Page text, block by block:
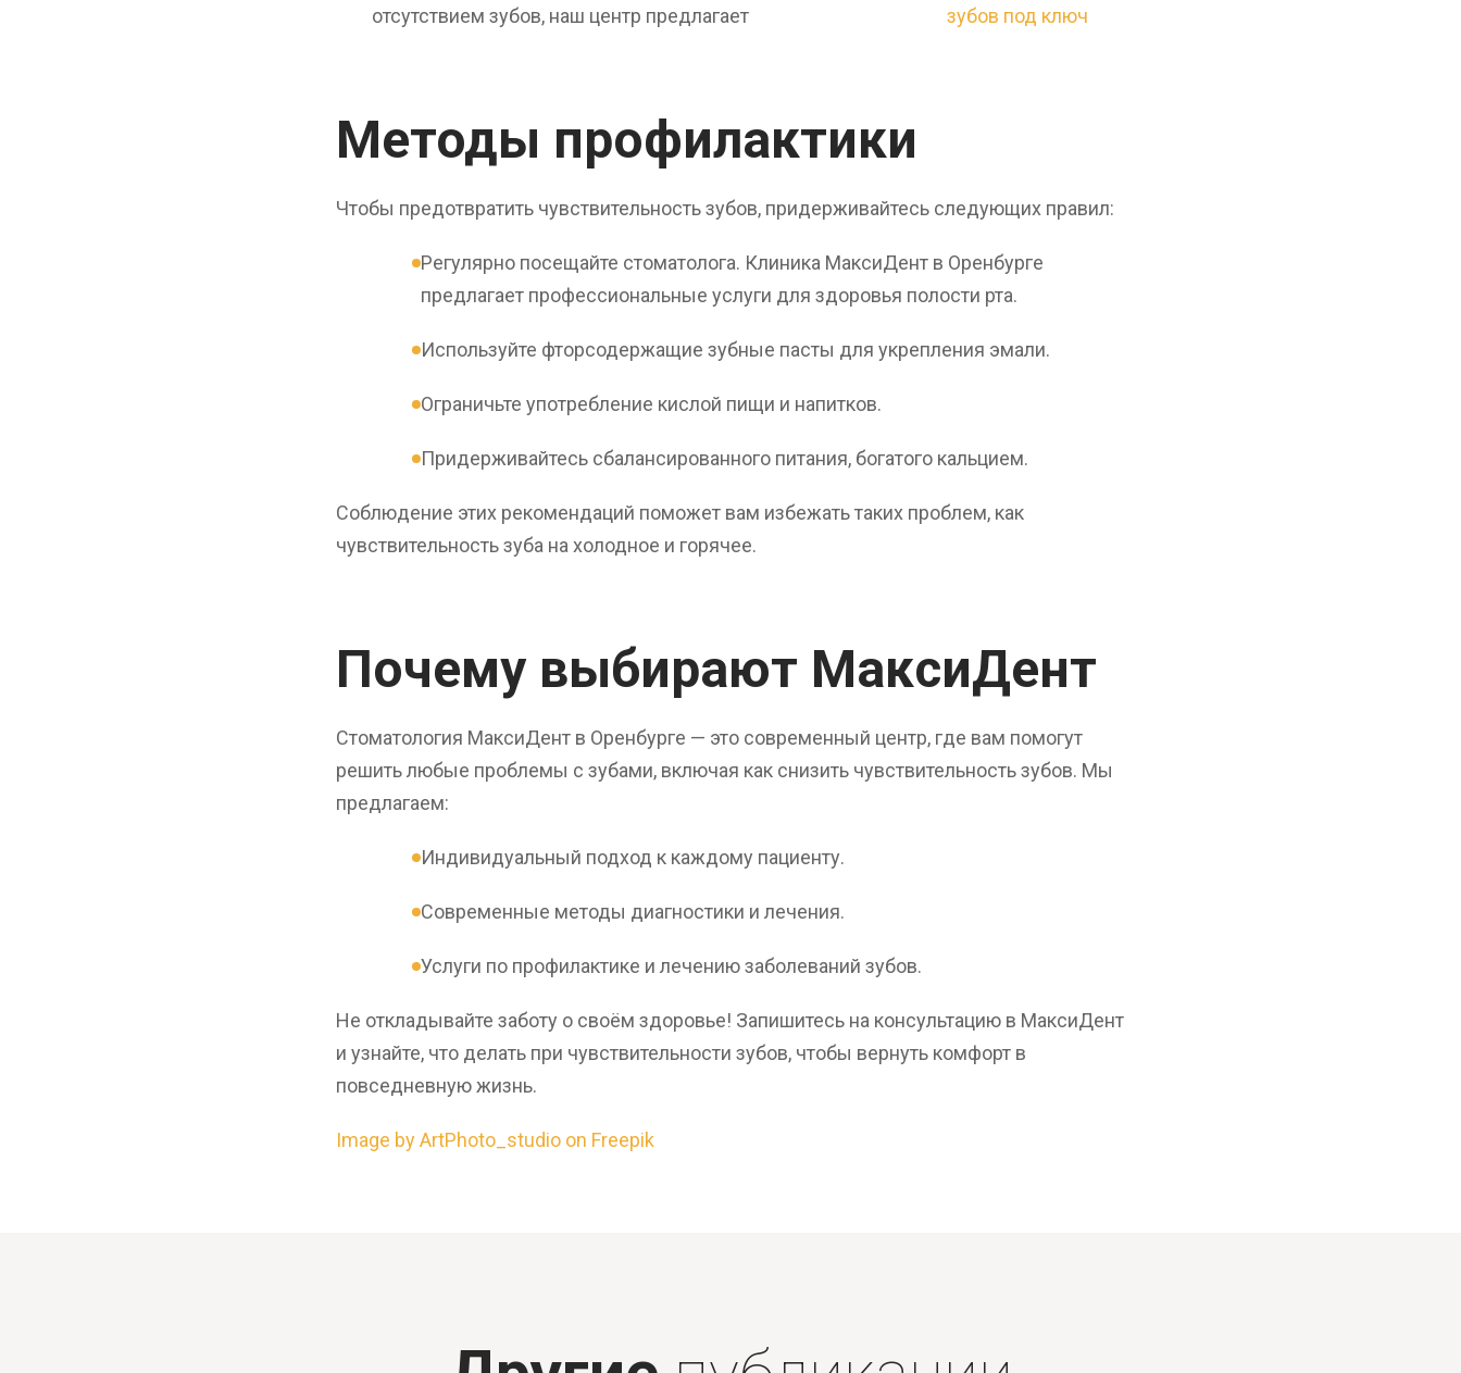
отсутствием зубов, наш центр предлагает
зубов под ключ
Методы профилактики
Чтобы предотвратить чувствительность зубов, придерживайтесь следующих правил:
Регулярно посещайте стоматолога. Клиника МаксиДент в Оренбурге
предлагает профессиональные услуги для здоровья полости рта.
Используйте фторсодержащие зубные пасты для укрепления эмали.
Ограничьте употребление кислой пищи и напитков.
Придерживайтесь сбалансированного питания, богатого кальцием.
Соблюдение этих рекомендаций поможет вам избежать таких проблем, как
чувствительность зуба на холодное и горячее.
Почему выбирают МаксиДент
Стоматология МаксиДент в Оренбурге — это современный центр, где вам помогут
решить любые проблемы с зубами, включая как снизить чувствительность зубов. Мы
предлагаем:
Индивидуальный подход к каждому пациенту.
Современные методы диагностики и лечения.
Услуги по профилактике и лечению заболеваний зубов.
Не откладывайте заботу о своём здоровье! Запишитесь на консультацию в МаксиДент
и узнайте, что делать при чувствительности зубов, чтобы вернуть комфорт в
повседневную жизнь.
Image by ArtPhoto_studio on Freepik